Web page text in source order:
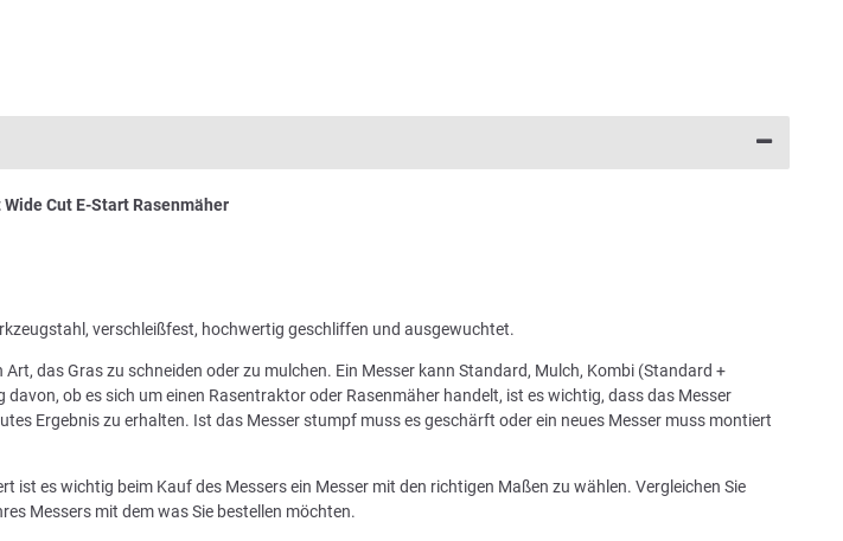
Wide Cut E-Start Rasenmäher
verschleißfest, hochwertig geschliffen und ausgewuchtet.
Art, das Gras zu schneiden oder zu mulchen. Ein Messer kann Standard, Mulch, Kombi (Standard +
ob es sich um einen Rasentraktor oder Rasenmäher handelt, ist es wichtig, dass das Messer
Ergebnis zu erhalten. Ist das Messer stumpf muss es geschärft oder ein neues Messer muss montiert
ist es wichtig beim Kauf des Messers ein Messer mit den richtigen Maßen zu wählen. Vergleichen Sie
Messers mit dem was Sie bestellen möchten.